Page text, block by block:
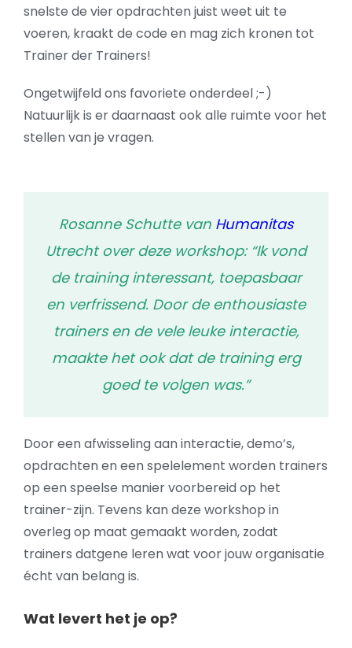
snelste de vier opdrachten juist weet uit te
voeren, kraakt de code en mag zich kronen tot
Trainer der Trainers!
Ongetwijfeld ons favoriete onderdeel ;-)
Natuurlijk is er daarnaast ook alle ruimte voor het
stellen van je vragen.
Rosanne Schutte van Humanitas
Utrecht over deze workshop: “Ik vond
de training interessant, toepasbaar
en verfrissend. Door de enthousiaste
trainers en de vele leuke interactie,
maakte het ook dat de training erg
goed te volgen was.”
Door een afwisseling aan interactie, demo’s,
opdrachten en een spelelement worden trainers
op een speelse manier voorbereid op het
trainer-zijn. Tevens kan deze workshop in
overleg op maat gemaakt worden, zodat
trainers datgene leren wat voor jouw organisatie
écht van belang is.
Wat levert het je op?